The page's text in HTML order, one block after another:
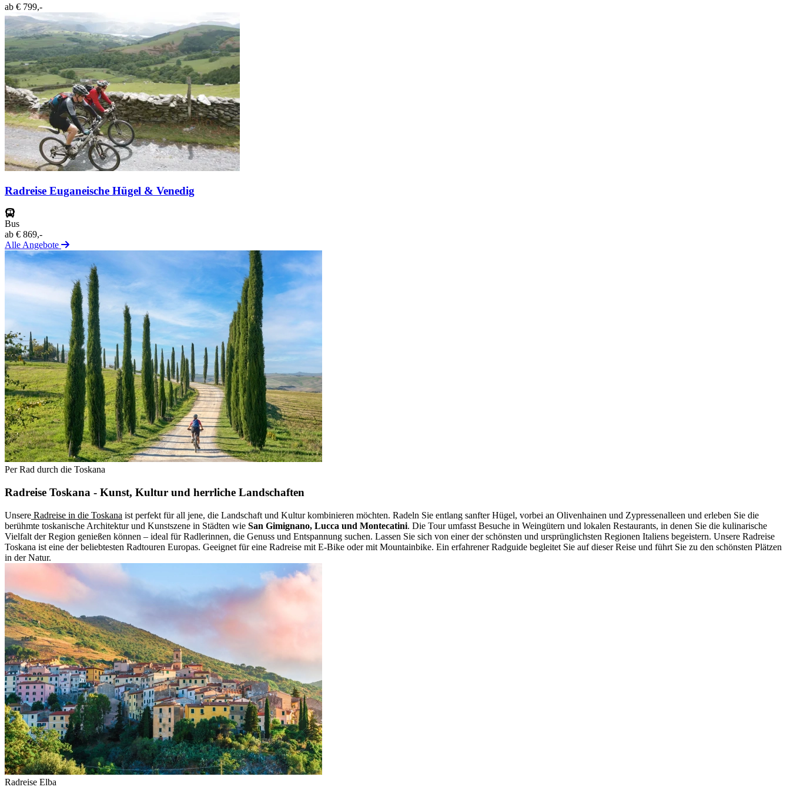
ab € 799,-
Radreise Euganeische Hügel & Venedig
Bus
ab € 869,-
Alle Angebote
Per Rad durch die Toskana
Radreise Toskana - Kunst, Kultur und herrliche Landschaften
Unsere Radreise in die Toskana ist perfekt für all jene, die Landschaft und Kultur kombinieren möchten. Radeln Sie entlang sanfter Hügel, vorbei an Olivenhainen und Zypressenalleen und erleben Sie die
berühmte toskanische Architektur und Kunstszene in Städten wie San Gimignano, Lucca und Montecatini. Die Tour umfasst Besuche in Weingütern und lokalen Restaurants, in denen Sie die kulinarische
Vielfalt der Region genießen können – ideal für Radlerinnen, die Genuss und Entspannung suchen. Lassen Sie sich von einer der schönsten und ursprünglichsten Regionen Italiens begeistern. Unsere Radreise
Toskana ist eine der beliebtesten Radtouren Europas. Geeignet für eine Radreise mit E-Bike oder mit Mountainbike. Ein erfahrener Radguide begleitet Sie auf dieser Reise und führt Sie zu den schönsten Plätzen
in der Natur.
Radreise Elba